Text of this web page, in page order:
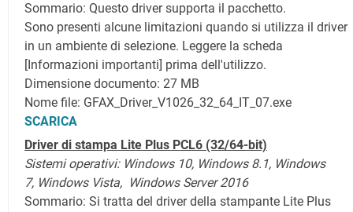
Sommario: Questo driver supporta il pacchetto.
Sono presenti alcune limitazioni quando si utilizza il driver
in un ambiente di selezione. Leggere la scheda
[Informazioni importanti] prima dell'utilizzo.
Dimensione documento: 27 MB
Nome file: GFAX_Driver_V1026_32_64_IT_07.exe
SCARICA
Driver di stampa Lite Plus PCL6 (32/64-bit)
Sistemi operativi: Windows 10, Windows 8.1, Windows
7, Windows Vista, Windows Server 2016
Sommario: Si tratta del driver della stampante Lite Plus